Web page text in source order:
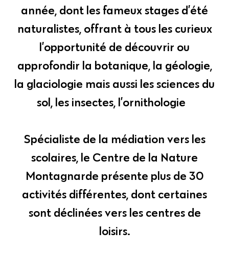
année, dont les fameux stages d’été
naturalistes, offrant à tous les curieux
l’opportunité de découvrir ou
approfondir la botanique, la géologie,
la glaciologie mais aussi les sciences du
sol, les insectes, l’ornithologie…
Spécialiste de la médiation vers les
scolaires, le Centre de la Nature
Montagnarde présente plus de 30
activités différentes, dont certaines
sont déclinées vers les centres de
loisirs.